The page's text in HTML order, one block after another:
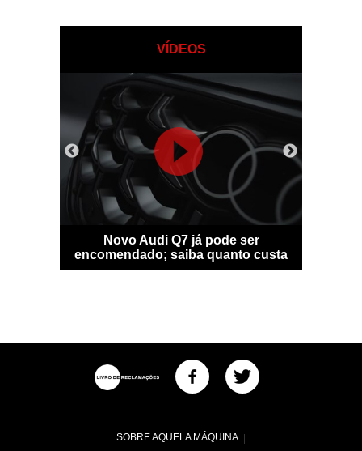
VÍDEOS
Novo Audi Q7 já pode ser
encomendado; saiba quanto custa
SOBRE AQUELA MÁQUINA